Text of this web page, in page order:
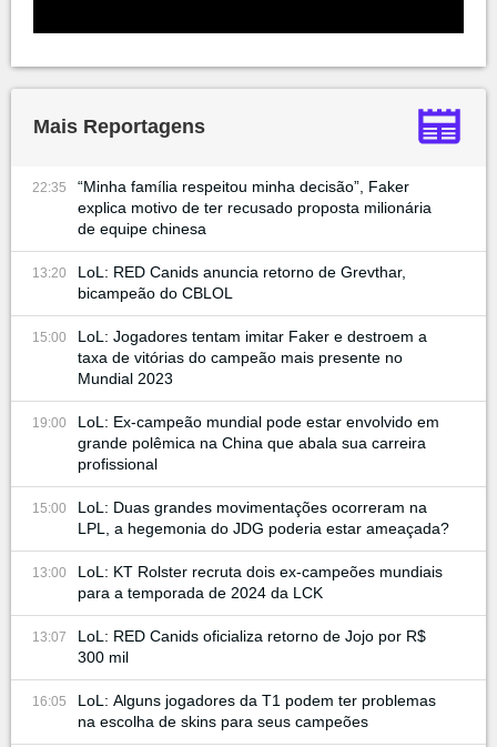
Mais Reportagens
22:35
“Minha família respeitou minha decisão”, Faker
explica motivo de ter recusado proposta milionária
de equipe chinesa
13:20
LoL: RED Canids anuncia retorno de Grevthar,
bicampeão do CBLOL
15:00
LoL: Jogadores tentam imitar Faker e destroem a
taxa de vitórias do campeão mais presente no
Mundial 2023
19:00
LoL: Ex-campeão mundial pode estar envolvido em
grande polêmica na China que abala sua carreira
profissional
15:00
LoL: Duas grandes movimentações ocorreram na
LPL, a hegemonia do JDG poderia estar ameaçada?
13:00
LoL: KT Rolster recruta dois ex-campeões mundiais
para a temporada de 2024 da LCK
13:07
LoL: RED Canids oficializa retorno de Jojo por R$
300 mil
16:05
LoL: Alguns jogadores da T1 podem ter problemas
na escolha de skins para seus campeões